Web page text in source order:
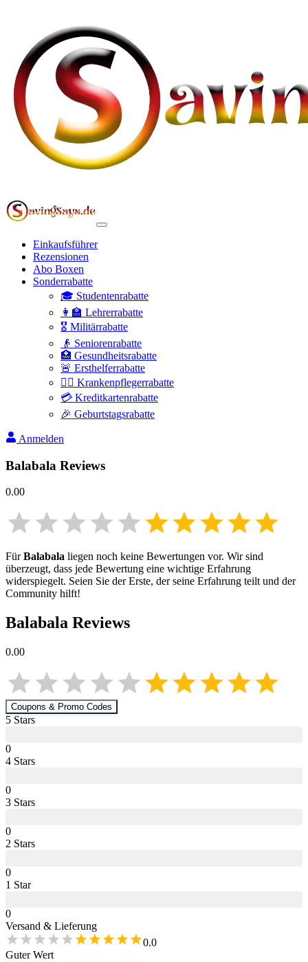
Einkaufsführer
Rezensionen
Abo Boxen
Sonderrabatte
🎓 Studentenrabatte
👩‍🏫 Lehrerrabatte
🎖️ Militärrabatte
👴 Seniorenrabatte
🏥 Gesundheitsrabatte
🚨 Ersthelferrabatte
👩‍⚕️ Krankenpflegerrabatte
💳 Kreditkartenrabatte
🎉 Geburtstagsrabatte
Anmelden
Balabala Reviews
0.00
FürBalabala liegen noch keine Bewertungen vor. Wir sind
überzeugt, dass jede Bewertung eine wichtige Erfahrung
widerspiegelt. Seien Sie der Erste, der seine Erfahrung teilt und der
Community hilft!
Balabala Reviews
0.00
Coupons & Promo Codes
5 Stars
0
4 Stars
0
3 Stars
0
2 Stars
0
1 Star
0
Versand & Lieferung
0.0
Guter Wert